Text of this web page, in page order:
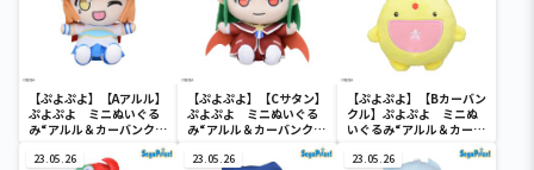
【ぷよぷよ】【Aアルル】
ぷよぷよ ミニぬいぐる
み“アルル＆カーバンクル
【ぷよぷよ】【Cサタン】
ぷよぷよ ミニぬいぐる
み“アルル＆カーバンクル
【ぷよぷよ】【Bカーバン
クル】ぷよぷよ ミニぬ
いぐるみ“アルル＆カーバ
ンクル＆サタン”（EX）
23.05.26 23.05.26 23.05.26